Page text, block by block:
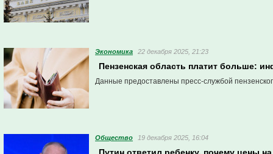
Экономика 22 декабря 2025, 21:23
Пензенская область платит больше:
Данные предоставлены пресс-службой
Общество 19 декабря 2025, 16:04